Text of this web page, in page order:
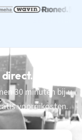
30 minuten bij u
voorrijkosten.